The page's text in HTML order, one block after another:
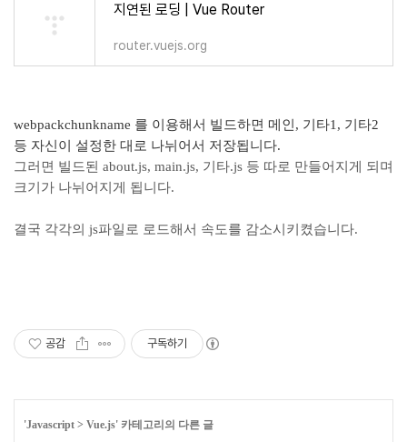
지연된 로딩 | Vue Router
router.vuejs.org
webpackchunkname 를 이용해서 빌드하면 메인, 기타1, 기타2
등 자신이 설정한 대로 나뉘어서 저장됩니다.
그러면 빌드된 about.js, main.js, 기타.js 등 따로 만들어지게 되며
크기가 나뉘어지게 됩니다.
결국 각각의 js파일로 로드해서 속도를 감소시키켰습니다.
공감 구독하기
'Javascript > Vue.js' 카테고리의 다른 글